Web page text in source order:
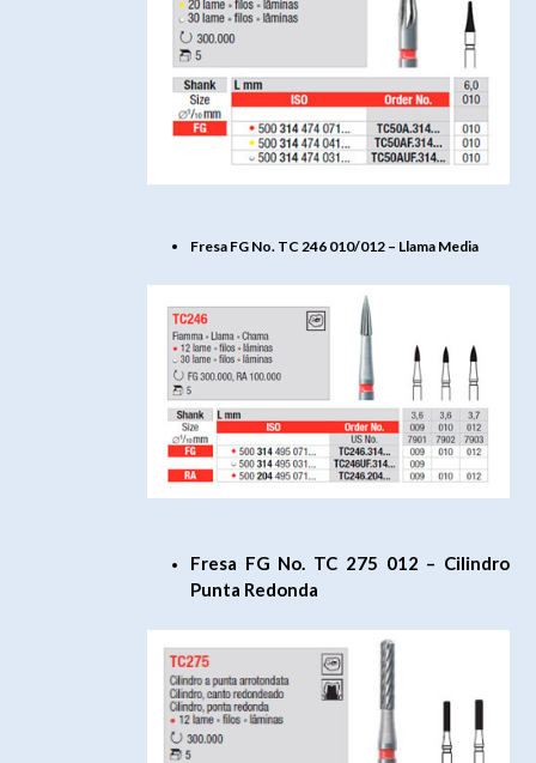
Fresa FG No. TC 246 010/012 – Llama Media
Fresa FG No. TC 275 012 – Cilindro
Punta Redonda